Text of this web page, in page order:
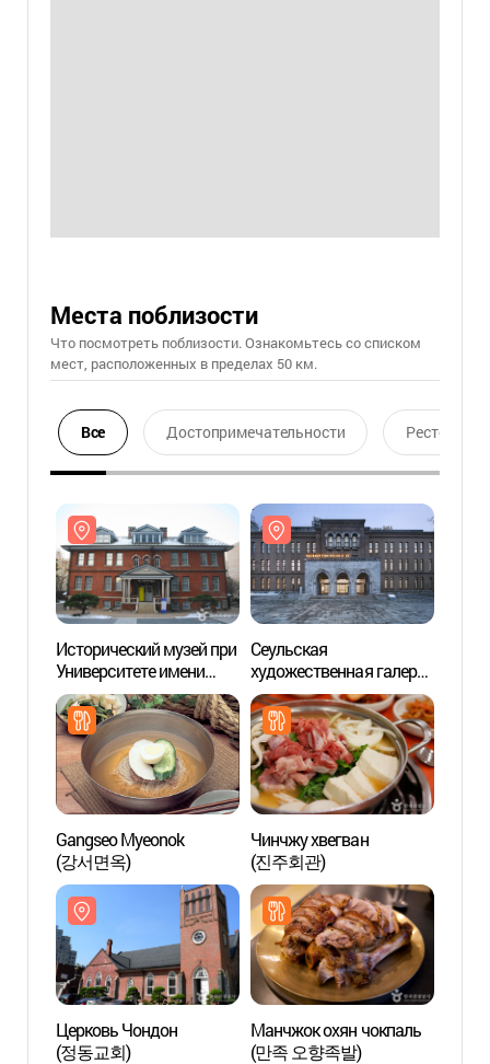
Места поблизости
Что посмотреть поблизости. Ознакомьтесь со списком
мест, расположенных в пределах 50 км.
Все Достопримечательности Ресторан
Исторический музей при
Университете имени
великого деятеля
Аппенцеллера
(배재학당역사박물관)
Сеульская
художественная галерея
(서울시립미술관
(서소문본관))
Gangseo Myeonok
(강서면옥)
Чинчжу хвегван
(진주회관)
Церковь Чондон
(정동교회)
Манчжок охян чокпаль
(만족 오향족발)